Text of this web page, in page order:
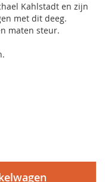
Kahlstadt en zijn
met dit deeg.
maten steur.